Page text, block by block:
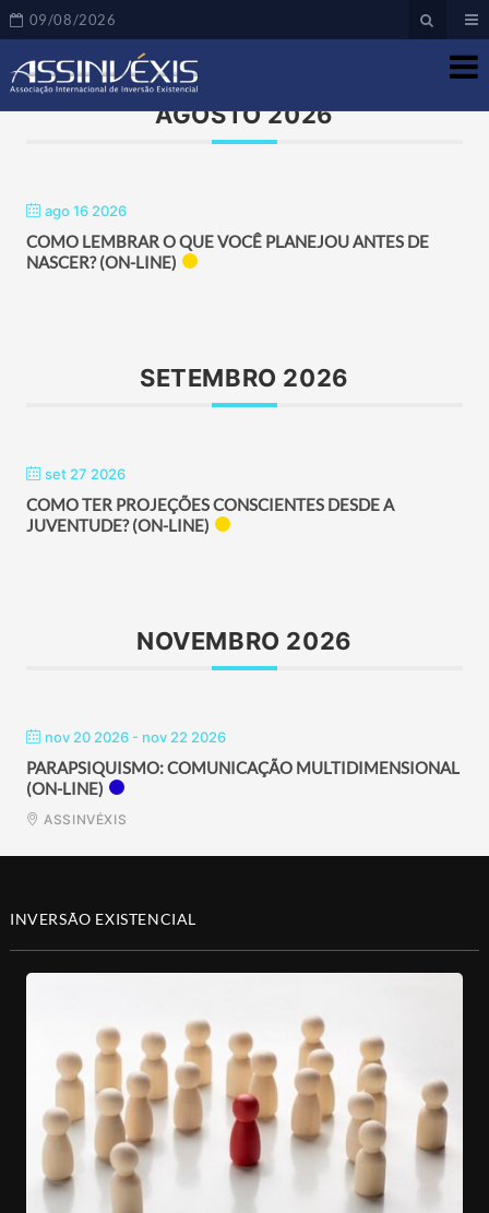
09/08/2026
EaD
AGOSTO 2026
ago 16 2026
COMO LEMBRAR O QUE VOCÊ PLANEJOU ANTES DE
NASCER? (ON-LINE)
SETEMBRO 2026
set 27 2026
COMO TER PROJEÇÕES CONSCIENTES DESDE A
JUVENTUDE? (ON-LINE)
NOVEMBRO 2026
nov 20 2026- nov 22 2026
PARAPSIQUISMO: COMUNICAÇÃO MULTIDIMENSIONAL
(ON-LINE)
ASSINVÉXIS
INVERSÃO EXISTENCIAL